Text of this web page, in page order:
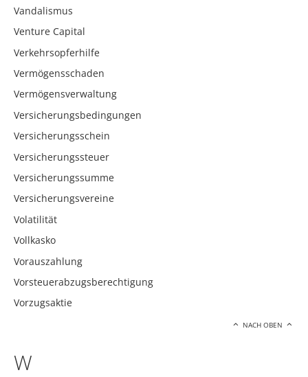
Vandalismus
Venture Capital
Verkehrsopferhilfe
Vermögensschaden
Vermögensverwaltung
Versicherungsbedingungen
Versicherungsschein
Versicherungssteuer
Versicherungssumme
Versicherungsvereine
Volatilität
Vollkasko
Vorauszahlung
Vorsteuerabzugsberechtigung
Vorzugsaktie
NACH OBEN
W